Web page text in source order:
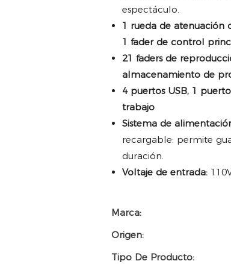
espectáculo.
1 rueda de atenuación
1 fader de control
21 faders de
almacenamiento de
4 puertos USB, 1
trabajo
Sistema de
recargable: permite
duración.
Voltaje de entrada:
Marca:
Origen:
Tipo De Producto: